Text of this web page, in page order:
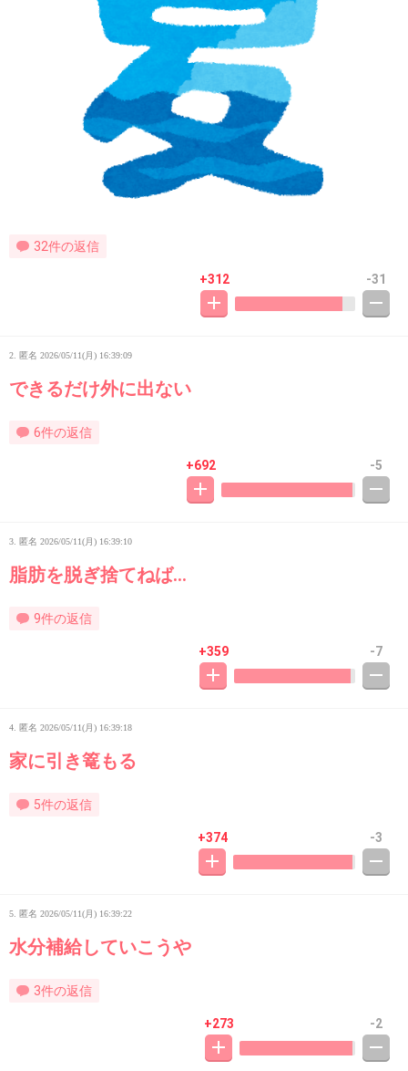
32件の返信
+312 -31
2. 匿名 2026/05/11(月) 16:39:09
できるだけ外に出ない
6件の返信
+692 -5
3. 匿名 2026/05/11(月) 16:39:10
脂肪を脱ぎ捨てねば…
9件の返信
+359 -7
4. 匿名 2026/05/11(月) 16:39:18
家に引き篭もる
5件の返信
+374 -3
5. 匿名 2026/05/11(月) 16:39:22
水分補給していこうや
3件の返信
+273 -2